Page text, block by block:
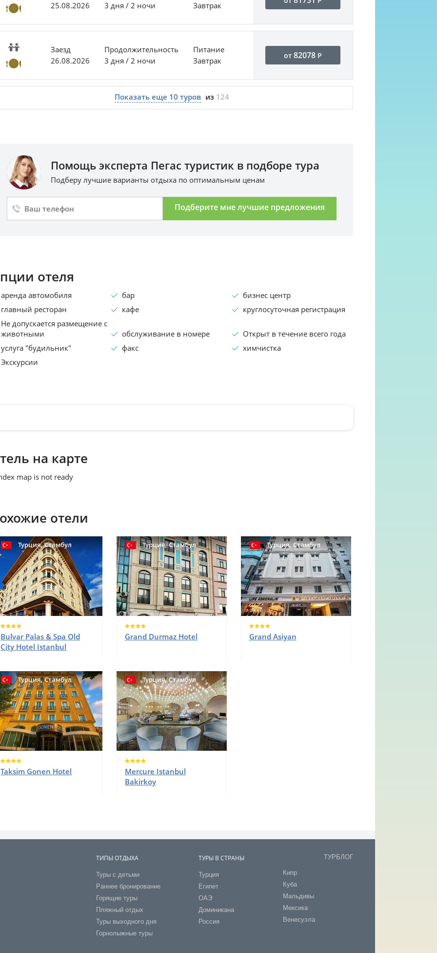
25.08.2026
3 дня / 2 ночи
Завтрак
Заезд
26.08.2026
Продолжительность
3 дня / 2 ночи
Питание
Завтрак
от 82078 Р
Показать еще 10 туров из 124
Помощь эксперта Пегас туристик в подборе тура
Подберу лучшие варианты отдыха по оптимальным ценам
Подберите мне лучшие предложения
отеля
аренда автомобиля бар
бизнес центр
главный ресторан
кафе
круглосуточная регистрация
Не допускается размещение с
животными
обслуживание в номере
Открыт в течение всего года
услуга "будильник"
факс
химчистка
Экскурсии
на карте
map is not ready
отели
Турция,Стамбул
Bulvar Palas & Spa Old
City Hotel Istanbul
Турция,Стамбул
Grand Durmaz Hotel
Турция,Стамбул
Grand Asiyan
Турция,Стамбул
Taksim Gonen Hotel
Турция,Стамбул
Mercure Istanbul
Bakirkoy
ТИПЫ ОТДЫХА
Туры с детьми
Раннее бронирование
Горящие туры
Пляжный отдых
Туры выходного дня
Горнолыжные туры
ТУРЫ В СТРАНЫ
Турция
Египет
ОАЭ
Доминикана
Россия
ТУРБЛОГ
Кипр
Куба
Мальдивы
Мексика
Венесуэла